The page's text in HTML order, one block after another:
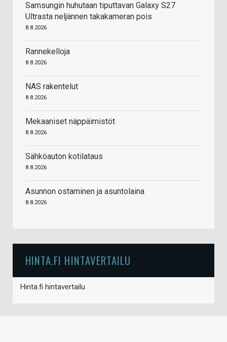
Samsungin huhutaan tiputtavan Galaxy S27
Ultrasta neljännen takakameran pois
8.8.2026
Rannekelloja
8.8.2026
NAS rakentelut
8.8.2026
Mekaaniset näppäimistöt
8.8.2026
Sähköauton kotilataus
8.8.2026
Asunnon ostaminen ja asuntolaina
8.8.2026
HINTA.FI HINTAVERTAILU
Hinta.fi hintavertailu